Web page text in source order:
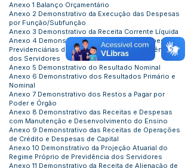
Anexo 1 Balanço Orçamentário
Anexo 2 Demonstrativo da Execução das Despesas
por Função/Subfunção
Anexo 3 Demonstrativo da Receita Corrente Líquida
Anexo 4 Demonstrativo das Receitas e Despesas
Previdenciárias do Regime Próprio de Previdência
dos Servidores
Anexo 5 Demonstrativo do Resultado Nominal
Anexo 6 Demonstrativo dos Resultados Primário e
Nominal
Anexo 7 Demonstrativo dos Restos a Pagar por
Poder e Órgão
Anexo 8 Demonstrativo das Receitas e Despesas
com Manutenção e Desenvolvimento do Ensino
Anexo 9 Demonstrativo das Receitas de Operações
de Crédito e Despesas de Capital
Anexo 10 Demonstrativo da Projeção Atuarial do
Regime Próprio de Previdência dos Servidores
Anexo 11 Demonstrativo da Receita de Alienação de